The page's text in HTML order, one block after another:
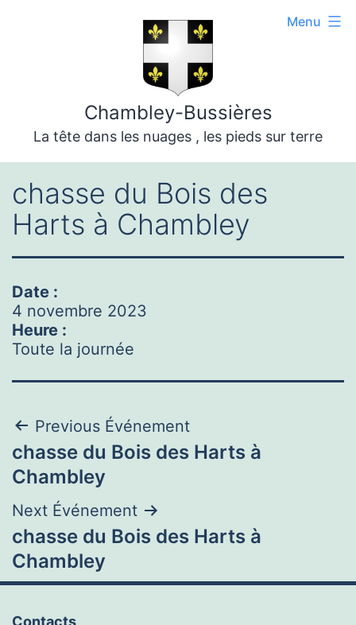
Chambley-Bussières
La tête dans les nuages , les pieds sur terre
Menu
chasse du Bois des
Harts à Chambley
Date :
4 novembre 2023
Heure :
Toute la journée
Navigation
de
l’article
Previous Événement
chasse du Bois des Harts à
Chambley
Next Événement
chasse du Bois des Harts à
Chambley
Contacts